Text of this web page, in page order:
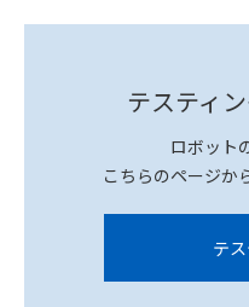
テスティ
ロボット
こちらのページか
テ